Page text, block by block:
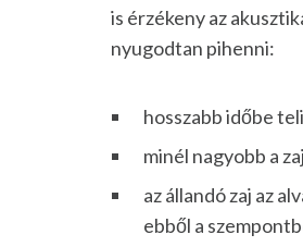
is érzékeny az
nyugodtan pihenni:
hosszabb időbe
minél nagyobb a
az állandó zaj az
ebből a